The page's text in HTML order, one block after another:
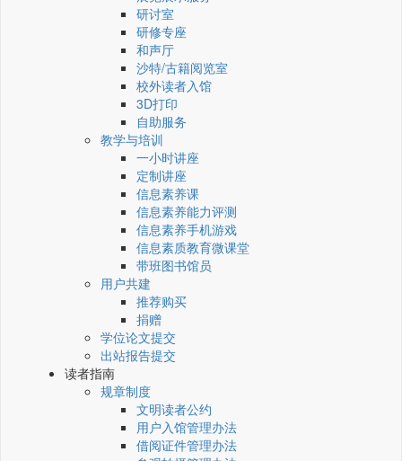
研讨室
研修专座
和声厅
沙特/古籍阅览室
校外读者入馆
3D打印
自助服务
教学与培训
一小时讲座
定制讲座
信息素养课
信息素养能力评测
信息素养手机游戏
信息素质教育微课堂
带班图书馆员
用户共建
推荐购买
捐赠
学位论文提交
出站报告提交
读者指南
规章制度
文明读者公约
用户入馆管理办法
借阅证件管理办法